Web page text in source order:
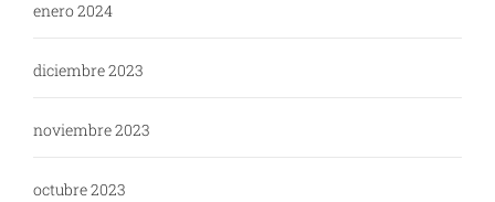
enero 2024
diciembre 2023
noviembre 2023
octubre 2023